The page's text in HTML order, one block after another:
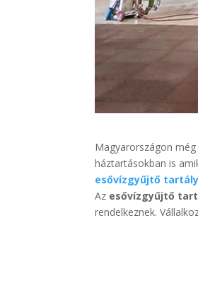
Magyarországon
háztartásokban is
esővízgyűjtő tartály
Az esővízgyűjtő
rendelkeznek.